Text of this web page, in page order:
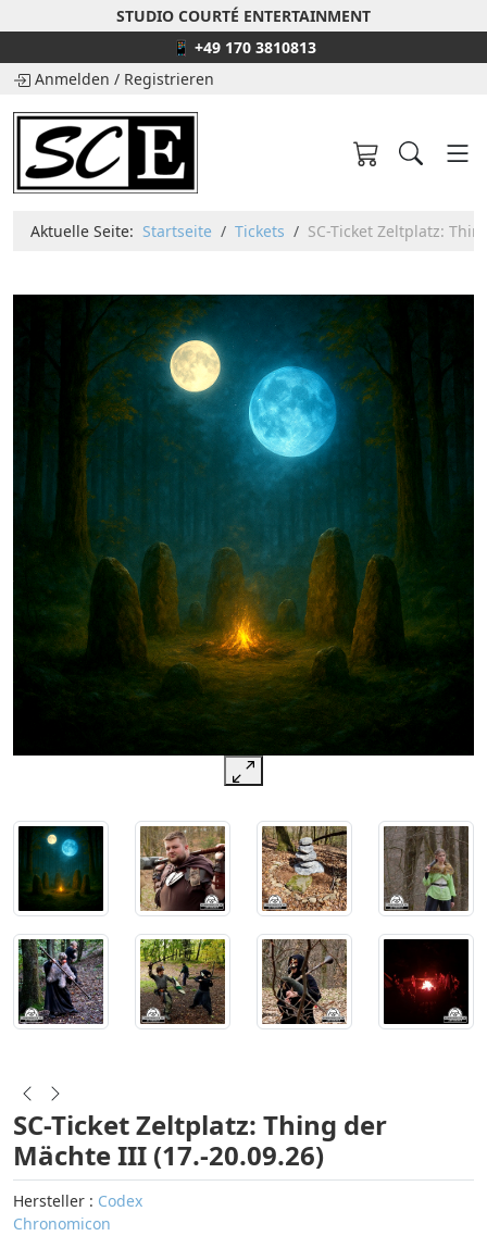
STUDIO COURTÉ ENTERTAINMENT
📱 +49 170 3810813
Anmelden / Registrieren
Aktuelle Seite: Startseite Tickets SC-Ticket Zeltplatz:
SC-Ticket Zeltplatz: Thing der
Mächte III (17.-20.09.26)
Hersteller : Codex
Chronomicon